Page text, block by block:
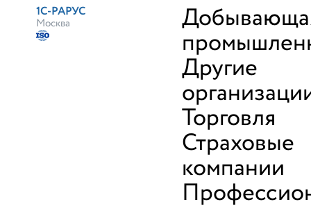
1С-РАРУС
Москва
Другие
Торговля
Страховые
компании